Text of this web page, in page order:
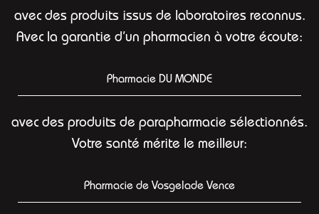
avec des produits issus de laboratoires reconnus.
Avec la garantie d’un pharmacien à votre écoute:
Pharmacie DU MONDE
avec des produits de parapharmacie sélectionnés.
Votre santé mérite le meilleur:
Pharmacie de Vosgelade Vence